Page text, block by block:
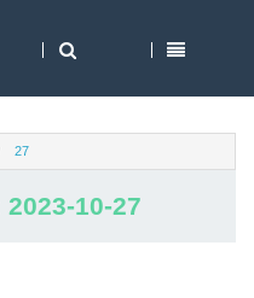
27
2023-10-27